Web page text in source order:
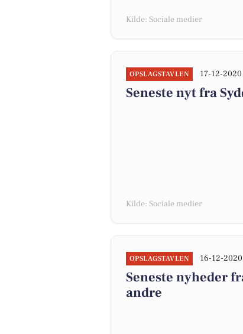
Kilde: Sociale medier
OPSLAGSTAVLEN 17-12-
Seneste nyt fra
Kilde: Sociale medier
OPSLAGSTAVLEN 16-12-
Seneste nyheder
andre